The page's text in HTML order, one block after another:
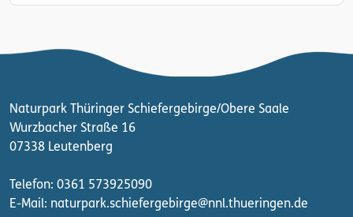
Naturpark Thüringer Schiefergebirge/Obere Saale
Wurzbacher Straße 16
07338 Leutenberg
Telefon: 0361 573925090
E-Mail: naturpark.schiefergebirge@nnl.thueringen.de